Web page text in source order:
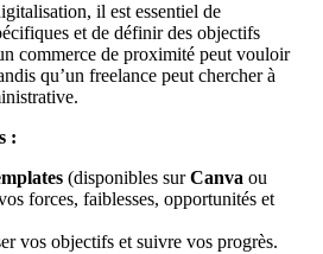
il est essentiel de
et de définir des objectifs
commerce de proximité peut vouloir
qu’un freelance peut chercher à
:
(disponibles surCanva ou
forces, faiblesses, opportunités et
vos objectifs et suivre vos progrès.